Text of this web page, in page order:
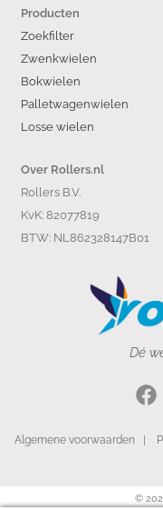
Producten
Zoekfilter
Zwenkwielen
Bokwielen
Palletwagenwielen
Losse wielen
Over Rollers.nl
Rollers B.V.
KvK: 82077819
BTW: NL862328147B01
Dé
Algemene voorwaarden
©